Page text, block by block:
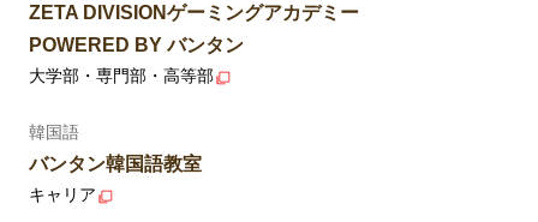
ZETA DIVISIONゲーミングアカデミー
POWERED BY バンタン
大学部・専門部・高等部
韓国語
バンタン韓国語教室
キャリア